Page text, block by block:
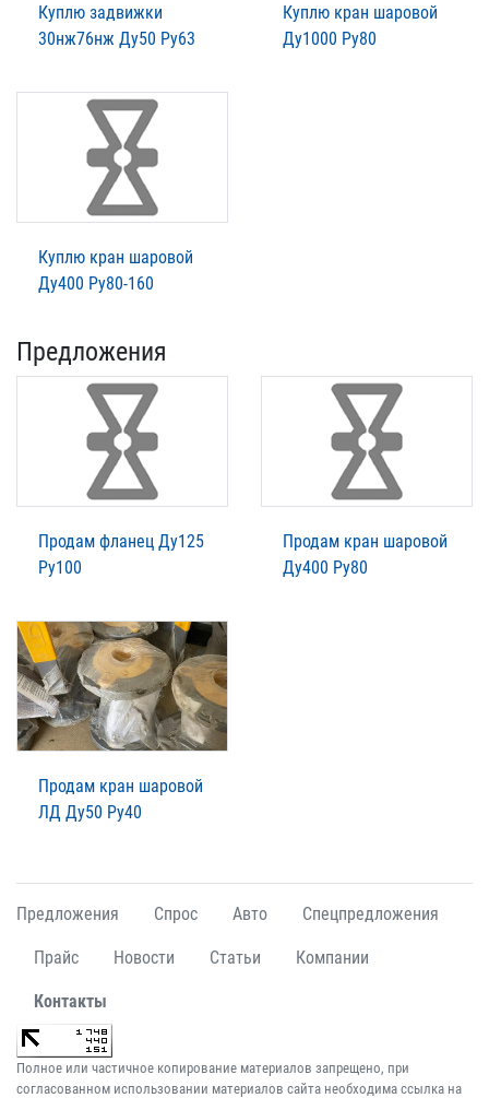
Куплю задвижки
30нж76нж Ду50 Ру63
Куплю кран шаровой
Ду1000 Ру80
Куплю кран шаровой
Ду400 Ру80-160
Предложения
Продам фланец Ду125
Ру100
Продам кран шаровой
Ду400 Ру80
Продам кран шаровой
ЛД Ду50 Ру40
Предложения Спрос Авто Спецпредложения
Прайс Новости Статьи Компании
Контакты
Полное или частичное копирование материалов запрещено, при
согласованном использовании материалов сайта необходима ссылка на